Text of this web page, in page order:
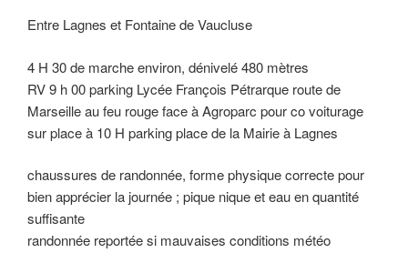
Entre Lagnes et Fontaine de Vaucluse
4 H 30 de marche environ, dénivelé 480 mètres
RV 9 h 00 parking Lycée François Pétrarque route de
Marseille au feu rouge face à Agroparc pour co voiturage
sur place à 10 H parking place de la Mairie à Lagnes
chaussures de randonnée, forme physique correcte pour
bien apprécier la journée ; pique nique et eau en quantité
suffisante
randonnée reportée si mauvaises conditions météo